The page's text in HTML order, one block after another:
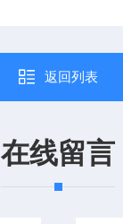
返回列表
在线留言